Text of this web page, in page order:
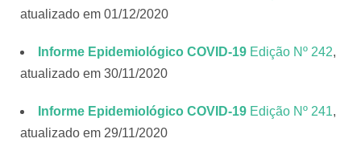
atualizado em 01/12/2020
Informe Epidemiológico COVID-19 Edição Nº 242,
atualizado em 30/11/2020
Informe Epidemiológico COVID-19 Edição Nº 241,
atualizado em 29/11/2020